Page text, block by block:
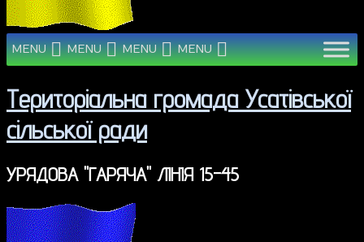
MENU MENU MENU MENU
Територіальна громада Усатівської
сільської ради
УРЯДОВА "ГАРЯЧА" ЛІНІЯ 15-45